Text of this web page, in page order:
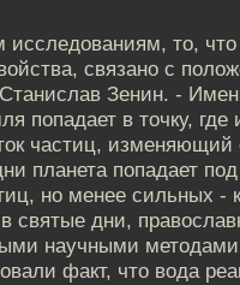
то, что
связано с
Зенин. -
попадает в точку, где
частиц, изменяющий
планета попадает
но менее сильных -
святые дни,
научными
факт, что вода